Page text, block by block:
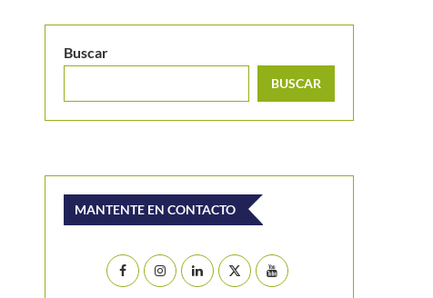
Buscar
BUSCAR
MANTENTE EN CONTACTO